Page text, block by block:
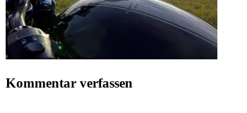
Kommentar verfassen